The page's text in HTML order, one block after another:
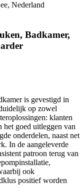
Nederland
Badkamer,
is gevestigd in
op zowel
klanten
het goed uitleggen van
onderdelen, naast net
In de aangeleverde
patroon terug van
ook
positief worden